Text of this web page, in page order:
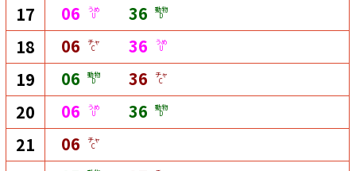
17 06 うめ
U 36 動物
D
18 06 チャ
C 36 うめ
U
19 06 動物
D 36 チャ
C
20 06 うめ
U 36 動物
D
21 06 チャ
C